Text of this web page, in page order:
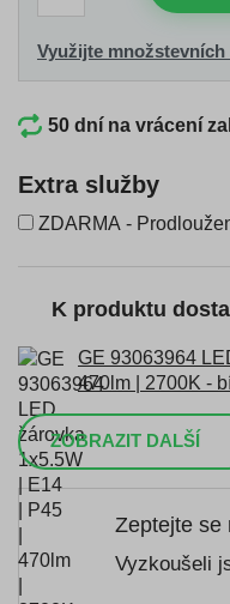
Využijte množstevních
50 dní na vrácení
Extra služby
ZDARMA -
K produktu
GE 93063964
470lm | 2700K -
ZOBRAZIT DALŠÍ
Zeptejte se
Vyzkoušeli